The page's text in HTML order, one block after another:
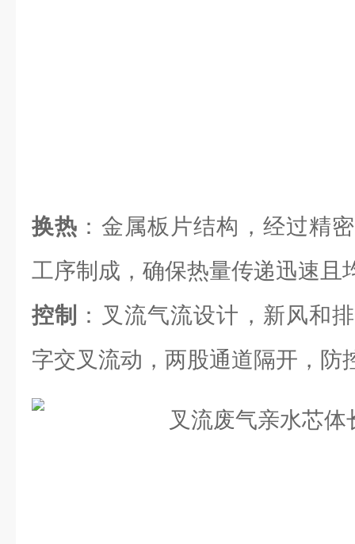
换热 ：金属板片结构，经过精
工序制成，确保热量传递迅速且
控制
：叉流气流设计，新风和
字交叉流动，两股通道隔开，防